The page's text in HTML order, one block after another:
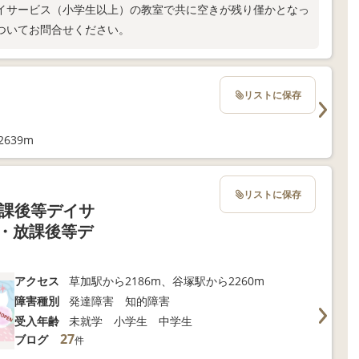
ービス（小学生以上）の教室で共に空きが残り僅かとなっ
てお問合せください。
リストに保存
後等デイサ
放課後等デ
アクセス
草加駅から2186m、谷塚駅から2260m
障害種別
発達障害 知的障害
受入年齢
未就学 小学生 中学生
ブログ
27件
リストに保存